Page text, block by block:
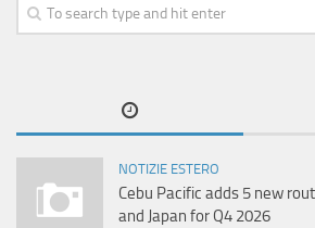
NOTIZIE ESTERO
Cebu Pacific adds 5 new
and Japan for Q4 2026